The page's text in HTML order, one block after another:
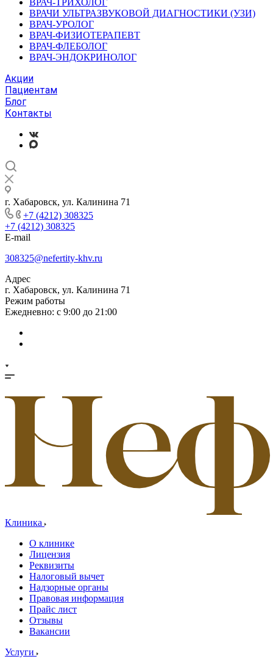
ВРАЧ-ТРИХОЛОГ
ВРАЧИ УЛЬТРАЗВУКОВОЙ ДИАГНОСТИКИ (УЗИ)
ВРАЧ-УРОЛОГ
ВРАЧ-ФИЗИОТЕРАПЕВТ
ВРАЧ-ФЛЕБОЛОГ
ВРАЧ-ЭНДОКРИНОЛОГ
Акции
Пациентам
Блог
Контакты
г. Хабаровск, ул. Калинина 71
+7 (4212) 308325
+7 (4212) 308325
E-mail
308325@nefertity-khv.ru
Адрес
г. Хабаровск, ул. Калинина 71
Режим работы
Ежедневно: с 9:00 до 21:00
Клиника
О клинике
Лицензия
Реквизиты
Налоговый вычет
Надзорные органы
Правовая информация
Прайс лист
Отзывы
Вакансии
Услуги